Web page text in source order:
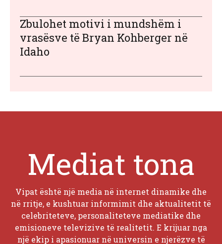
Zbulohet motivi i mundshëm i
vrasësve të Bryan Kohberger në
Idaho
Mediat tona
Vipat është një media në internet dinamike dhe
në rritje, e kushtuar informimit dhe aktualitetit të
celebriteteve, personaliteteve mediatike dhe
emisioneve televizive të realitetit. E krijuar nga
një ekip i apasionuar në universin e njerëzve të